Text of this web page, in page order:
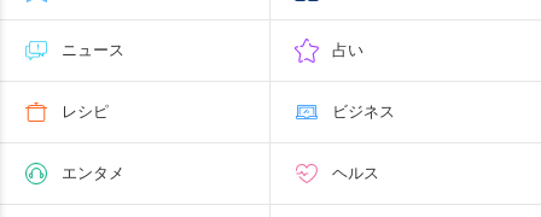
ニュース 占い
レシピ ビジネス
エンタメ ヘルス